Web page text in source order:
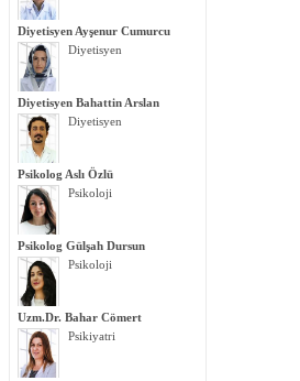
Diyetisyen Ayşenur Cumurcu
Diyetisyen
Diyetisyen Bahattin Arslan
Diyetisyen
Psikolog Aslı Özlü
Psikoloji
Psikolog Gülşah Dursun
Psikoloji
Uzm.Dr. Bahar Cömert
Psikiyatri